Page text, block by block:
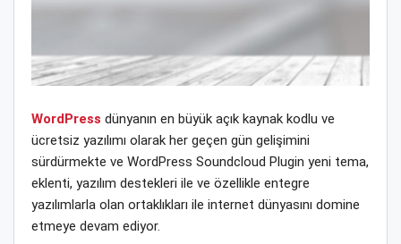
WordPress dünyanın en büyük açık kaynak kodlu ve
ücretsiz yazılımı olarak her geçen gün gelişimini
sürdürmekte ve WordPress Soundcloud Plugin yeni tema,
eklenti, yazılım destekleri ile ve özellikle entegre
yazılımlarla olan ortaklıkları ile internet dünyasını domine
etmeye devam ediyor.